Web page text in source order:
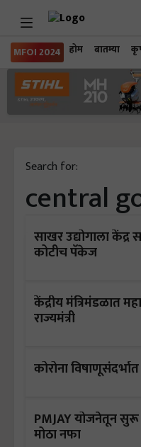
MFOI 2024 होम बातम्या
Search for:
central
साखर उद्योगाला
कोटीच पॅकेज
केंद्रीय मंत्रिमंडळात
राज्यमंत्री
कोरोना
PMJAY योजनेतून सुरू
मोठा नफा